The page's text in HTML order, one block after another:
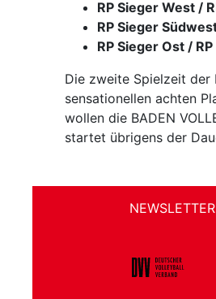
RP Sieger West /
RP Sieger
RP Sieger Ost /
Die zweite Spielzeit der
sensationellen achten
wollen die BADEN
startet übrigens der
NEWSLETTER